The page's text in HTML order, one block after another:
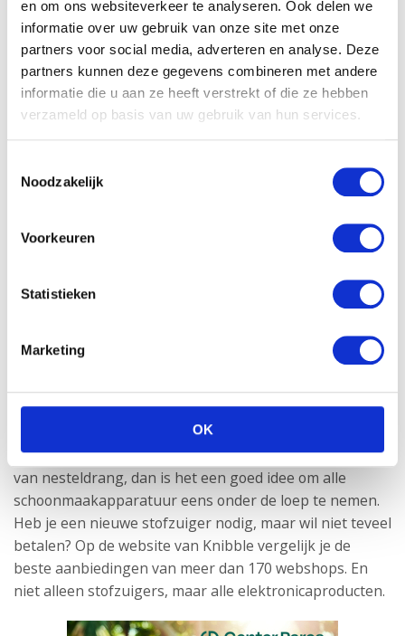
en om ons websiteverkeer te analyseren. Ook delen we
informatie over uw gebruik van onze site met onze
partners voor social media, adverteren en analyse. Deze
partners kunnen deze gegevens combineren met andere
informatie die u aan ze heeft verstrekt of die ze hebben
verzameld op basis van uw gebruik van hun services.
Noodzakelijk
Voorkeuren
Statistieken
Marketing
OK
Tijdens de zwangerschapsverlof heb je eenmaal
maar tijd. Dus waarom dan niet nog een keer
poetsen?
Ben jij goed voorbereid op de
Mocht je tijdens de zwangerschap kenmerken vertonen
van nesteldrang, dan is het een goed idee om alle
schoonmaakapparatuur eens onder de loep te nemen.
Heb je een nieuwe stofzuiger nodig, maar wil niet teveel
betalen? Op de website van Knibble vergelijk je de
beste aanbiedingen van meer dan 170 webshops. En
niet alleen stofzuigers, maar alle elektronicaproducten.